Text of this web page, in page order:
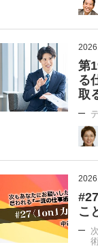
第
る
取
こ